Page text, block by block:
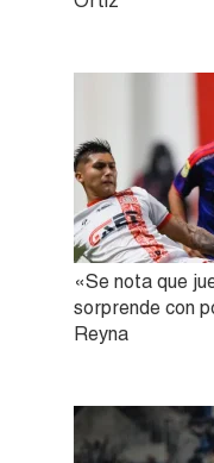
«Se nota que
sorprende con
Reyna